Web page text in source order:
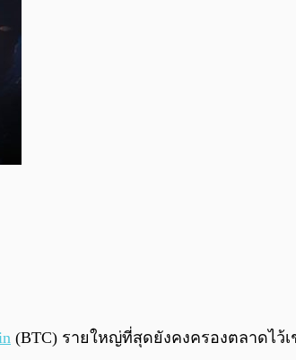
(BTC) รายใหญ่ที่สุดยังคงครองตลาดไว้